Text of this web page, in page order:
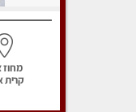
מחוז
קרית